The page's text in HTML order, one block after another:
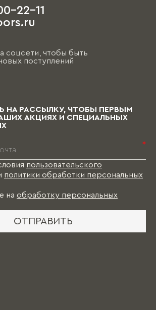
22-11
соцсети, чтобы быть
поступлений
НА РАССЫЛКУ, ЧТОБЫ ПЕРВЫМ
АКЦИЯХ И СПЕЦИАЛЬНЫХ
*
пользовательского
политики обработки персональных
на обработку персональных
ОТПРАВИТЬ